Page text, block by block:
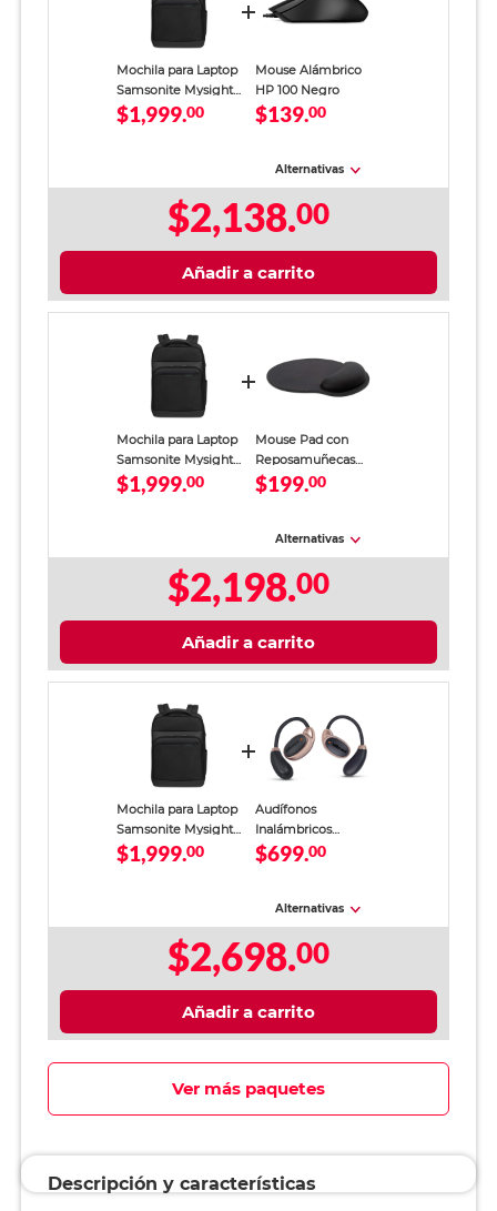
Mochila para Laptop
Samsonite Mysight
15.6 pulg. Negro
$1,999.00
Mouse Alámbrico
HP 100 Negro
$139.00
Alternativas
$2,138.00
Añadir a carrito
Mochila para Laptop
Samsonite Mysight
15.6 pulg. Negro
$1,999.00
Mouse Pad con
Reposamuñecas
Memory Foam
$199.00
Alternativas
$2,198.00
Añadir a carrito
Mochila para Laptop
Samsonite Mysight
15.6 pulg. Negro
$1,999.00
Audífonos
Inalámbricos
Billboard Copper
$699.00
Alternativas
$2,698.00
Añadir a carrito
Ver más paquetes
Descripción y características